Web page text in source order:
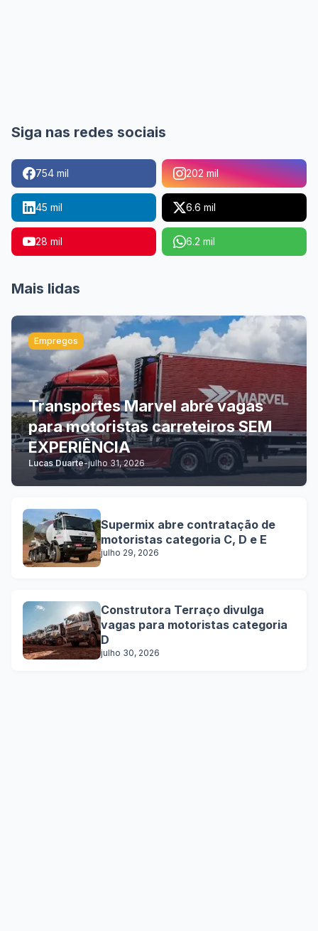
Siga nas redes sociais
754 mil 202 mil
45 mil 6.6 mil
28 mil 6.2 mil
Mais lidas
Empregos
Transportes Marvel abre vagas
para motoristas carreteiros SEM
EXPERIÊNCIA
Lucas Duarte-julho 31, 2026
Supermix abre contratação de
motoristas categoria C, D e E
julho 29, 2026
Construtora Terraço divulga
vagas para motoristas categoria
D
julho 30, 2026